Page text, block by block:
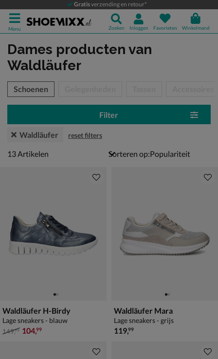
Gratisverzending en retour*
Menu Zoeken Inloggen Favorieten Winkelmand
Dames producten van
Waldläufer
over
Schoenen
Filter
Waldläufer reset filters
13 artikelen
13Artikelen Sorteren op:
Waldläufer H-Birdy
Lage sneakers - blauw
van € 149,99 voor € 104,99
149,99 104,99
Waldläufer Mara
Lage sneakers - grijs
€ 119,99
119,99